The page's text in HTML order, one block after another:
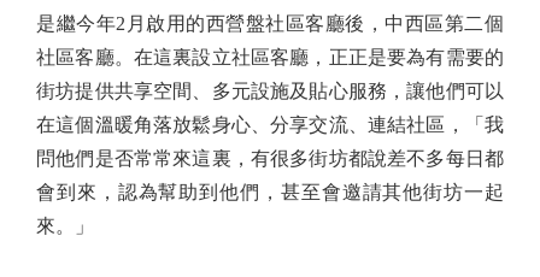
是繼今年2月啟用的西營盤社區客廳後，中西區第二個
社區客廳。在這裏設立社區客廳，正正是要為有需要的
街坊提供共享空間、多元設施及貼心服務，讓他們可以
在這個溫暖角落放鬆身心、分享交流、連結社區，「我
問他們是否常常來這裏，有很多街坊都說差不多每日都
會到來，認為幫助到他們，甚至會邀請其他街坊一起
來。」